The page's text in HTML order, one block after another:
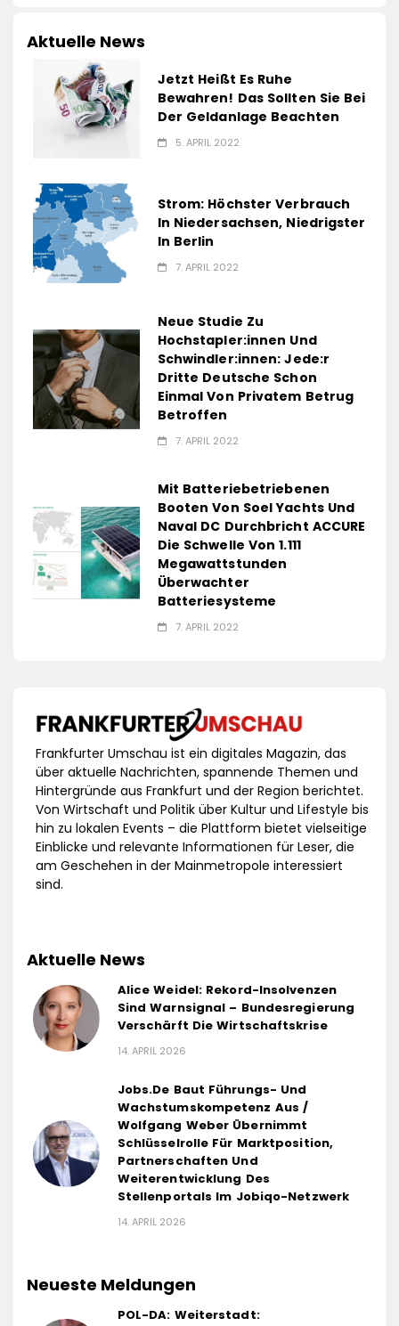
Aktuelle News
Jetzt Heißt Es Ruhe
Bewahren! Das Sollten Sie Bei
Der Geldanlage Beachten
5. APRIL 2022
Strom: Höchster Verbrauch
In Niedersachsen, Niedrigster
In Berlin
7. APRIL 2022
Neue Studie Zu
Hochstapler:innen Und
Schwindler:innen: Jede:r
Dritte Deutsche Schon
Einmal Von Privatem Betrug
Betroffen
7. APRIL 2022
Mit Batteriebetriebenen
Booten Von Soel Yachts Und
Naval DC Durchbricht ACCURE
Die Schwelle Von 1.111
Megawattstunden
Überwachter
Batteriesysteme
7. APRIL 2022
Frankfurter Umschau ist ein digitales Magazin, das
über aktuelle Nachrichten, spannende Themen und
Hintergründe aus Frankfurt und der Region berichtet.
Von Wirtschaft und Politik über Kultur und Lifestyle bis
hin zu lokalen Events – die Plattform bietet vielseitige
Einblicke und relevante Informationen für Leser, die
am Geschehen in der Mainmetropole interessiert
sind.
Aktuelle News
Alice Weidel: Rekord-Insolvenzen
Sind Warnsignal – Bundesregierung
Verschärft Die Wirtschaftskrise
14. APRIL 2026
Jobs.de Baut Führungs- Und
Wachstumskompetenz Aus /
Wolfgang Weber Übernimmt
Schlüsselrolle Für Marktposition,
Partnerschaften Und
Weiterentwicklung Des
Stellenportals Im Jobiqo-Netzwerk
14. APRIL 2026
Neueste Meldungen
POL-DA: Weiterstadt: